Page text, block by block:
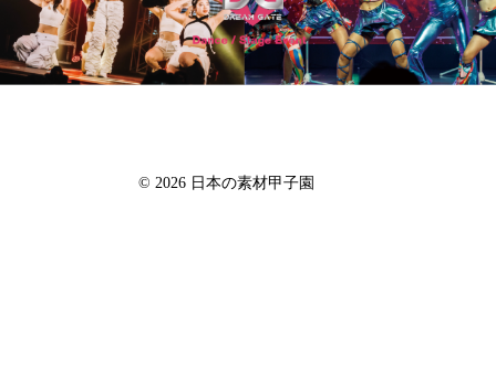
© 2026 日本の素材甲子園